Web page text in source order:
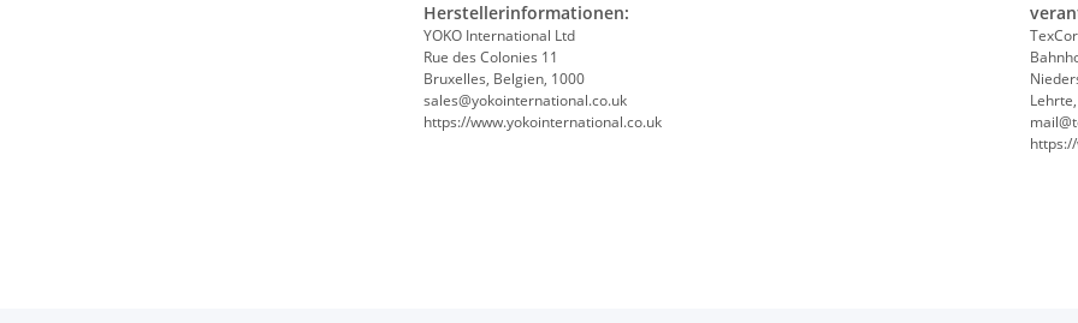
Herstellerinformationen:
YOKO International Ltd
Rue des Colonies 11
Bruxelles, Belgien, 1000
sales@yokointernational.co.uk
https://www.yokointernational.co.uk